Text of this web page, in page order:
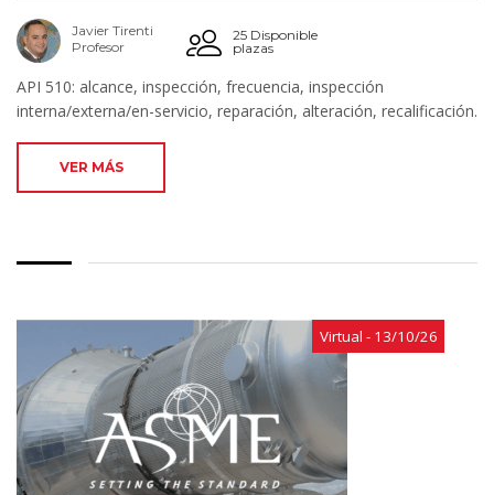
Javier Tirenti
Profesor
25 Disponible
plazas
API 510: alcance, inspección, frecuencia, inspección
interna/externa/en-servicio, reparación, alteración, recalificación.
VER MÁS
Virtual - 13/10/26